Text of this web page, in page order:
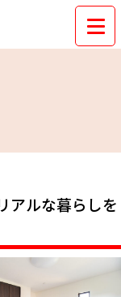
アルな暮らしを